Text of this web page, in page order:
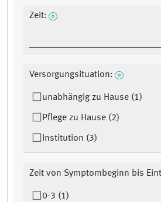
Zeit:
Versorgungsituation:
unabhängig zu Hause (1)
Pflege zu Hause (2)
Institution (3)
Zeit von Symptombeginn bis
0-3 (1)